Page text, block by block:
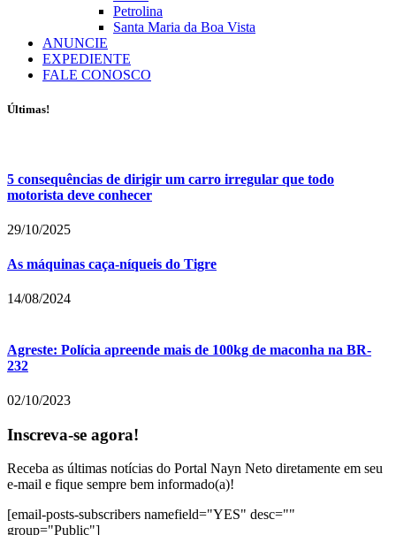
Petrolina
Santa Maria da Boa Vista
ANUNCIE
EXPEDIENTE
FALE CONOSCO
Últimas!
5 consequências de dirigir um carro irregular que todo
motorista deve conhecer
29/10/2025
As máquinas caça-níqueis do Tigre
14/08/2024
Agreste: Polícia apreende mais de 100kg de maconha na BR-
232
02/10/2023
Inscreva-se agora!
Receba as últimas notícias do Portal Nayn Neto diretamente em seu
e-mail e fique sempre bem informado(a)!
[email-posts-subscribers namefield="YES" desc=""
group="Public"]